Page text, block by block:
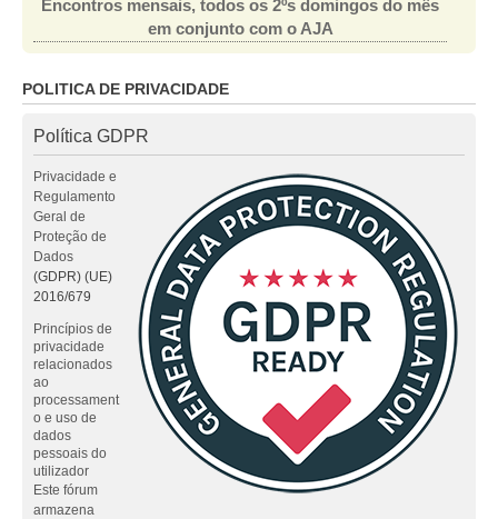
Encontros mensais, todos os 2ºs domingos do mês
em conjunto com o AJA
POLITICA DE PRIVACIDADE
Política GDPR
Privacidade e
Regulamento
Geral de
Proteção de
Dados
(GDPR) (UE)
2016/679
Princípios de
privacidade
relacionados
ao
processament
o e uso de
dados
pessoais do
utilizador
Este fórum
armazena